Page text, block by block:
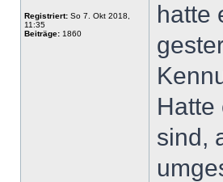
Registriert: So 7. Okt 2018,
11:35
Beiträge: 1860
hatte
Hatte
sind,